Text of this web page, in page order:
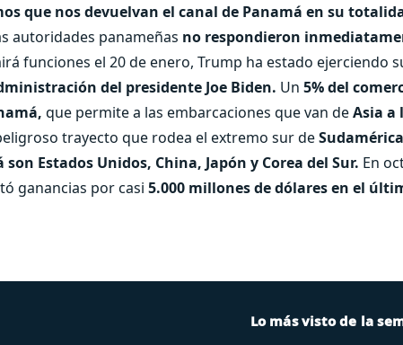
que nos devuelvan el canal de Panamá en su
autoridades panameñas no respondieron
funciones el 20 de enero, Trump ha estado ejerciendo
del presidente Joe Biden. Un 5% del
que permite a las embarcaciones que van deAsia a
trayecto que rodea el extremo sur deSudamérica
son Estados Unidos, China, Japón y Corea del Sur. En
ganancias por casi 5.000 millones de dólares en el
Lo más visto de la